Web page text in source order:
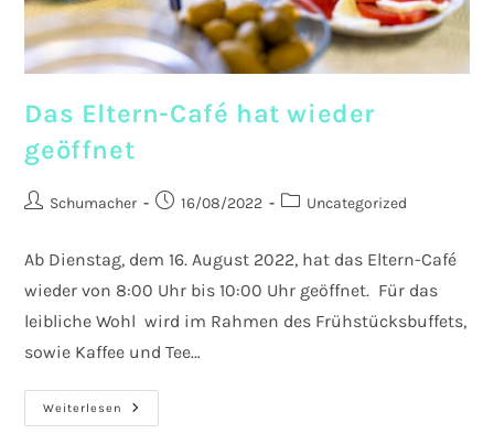
Das Eltern-Café hat wieder
geöffnet
Beitrags-
Schumacher
Beitrag16/08/2022
Beitrags-
Uncategorized
Ab Dienstag, dem 16. August 2022, hat das Eltern-Café
wieder von 8:00 Uhr bis 10:00 Uhr geöffnet. Für das
leibliche Wohl wird im Rahmen des Frühstücksbuffets,
sowie Kaffee und Tee…
Weiterlesen
Das
Eltern-